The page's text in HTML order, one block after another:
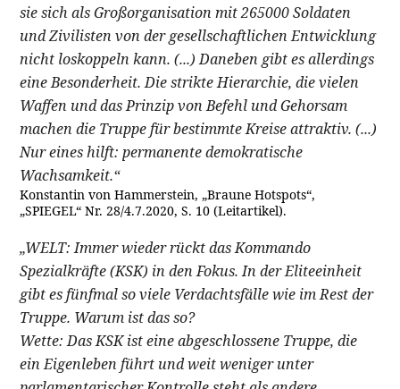
sie sich als Großorganisation mit 265000 Soldaten
und Zivilisten von der gesellschaftlichen Entwicklung
nicht loskoppeln kann. (...) Daneben gibt es allerdings
eine Besonderheit. Die strikte Hierarchie, die vielen
Waffen und das Prinzip von Befehl und Gehorsam
machen die Truppe für bestimmte Kreise attraktiv. (...)
Nur eines hilft: permanente demokratische
Wachsamkeit.“
Konstantin von Hammerstein, „Braune Hotspots“,
„SPIEGEL“ Nr. 28/4.7.2020, S. 10 (Leitartikel).
„WELT: Immer wieder rückt das Kommando
Spezialkräfte (KSK) in den Fokus. In der Eliteeinheit
gibt es fünfmal so viele Verdachtsfälle wie im Rest der
Truppe. Warum ist das so?
Wette: Das KSK ist eine abgeschlossene Truppe, die
ein Eigenleben führt und weit weniger unter